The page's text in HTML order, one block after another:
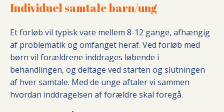
Individuel samtale barn/ung
Et forløb vil typisk vare mellem 8-12 gange, afhængig
af problematik og omfanget heraf. Ved forløb med
børn vil forældrene inddrages løbende i
behandlingen, og deltage ved starten og slutningen
af hver samtale. Med de unge aftaler vi sammen
hvordan inddragelsen af forældre skal foregå.